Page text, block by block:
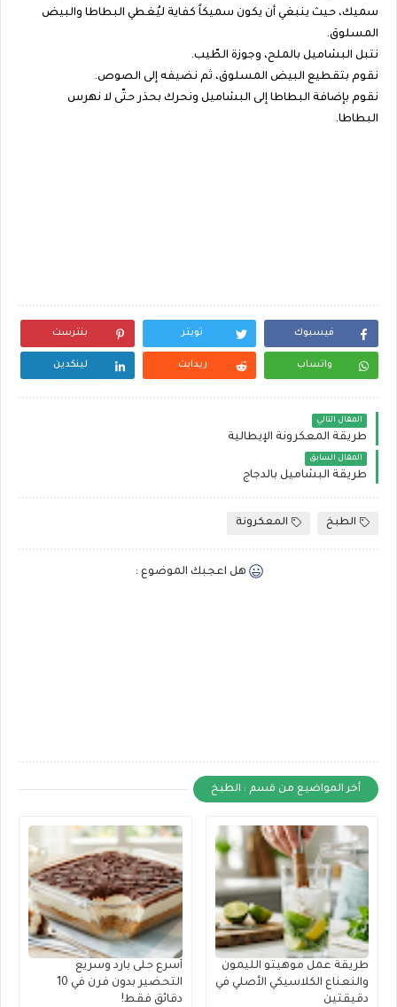
سميك، حيث ينبغي أن يكون سميكاً كفاية ليُغطي البطاطا والبيض
المسلوق.
نتبل البشاميل بالملح، وجوزة الطّيب.
نقوم بتقطيع البيض المسلوق، ثم نضيفه إلى الصوص.
نقوم بإضافة البطاطا إلى البشاميل ونحرك بحذر حتّى لا نهرس
البطاطا.
فيسبوك تويتر بنترست
واتساب ريدايت لينكدين
المقال التالي
طريقة المعكرونة الإيطالية
المقال السابق
طريقة البشاميل بالدجاج
الطبخ المعكرونة
هل اعجبك الموضوع :
أخر المواضيع من قسم : الطبخ
طريقة عمل موهيتو الليمون
والنعناع الكلاسيكي الأصلي في
دقيقتين
أسرع حلى بارد وسريع
التحضير بدون فرن في 10
دقائق فقط!